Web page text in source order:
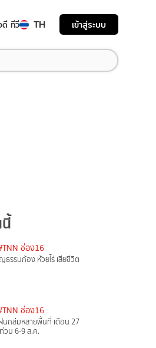
ดี ทีวี TH เข้าสู่ระบบ
ช่อง16
รรมก้อง ห้วยไร่ เสียชีวิต
ช่อง16
นถล่มหลายพื้นที่ เตือน 27
วม 6-9 ส.ค.